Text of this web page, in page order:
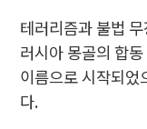
테러리즘과 불법
러시아 몽골의 합
이름으로 시작되었
다.